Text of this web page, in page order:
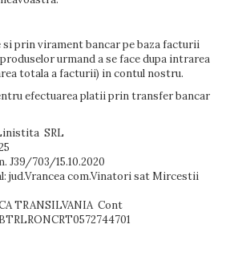
si prin virament bancar pe baza facturii
urmand a se face dupa intrarea
totala a facturii) in contul nostru.
efectuarea platii prin transfer bancar
SRL
J39/703/15.10.2020
jud.Vrancea com.Vinatori sat Mircestii
TRANSILVANIA Cont